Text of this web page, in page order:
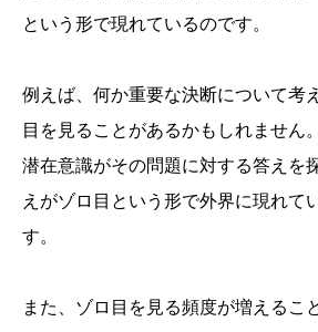
という形で現れているのです。
例えば、何か重要な決断について考
目を見ることがあるかもしれません
潜在意識がその問題に対する答えを
えがゾロ目という形で外界に現れて
す。
また、ゾロ目を見る頻度が増えるこ